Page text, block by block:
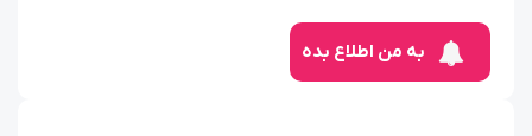
به من اطلاع بده